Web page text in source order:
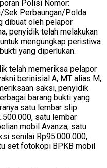
Polisi Nomor:
Perbaungan/Polda
dibuat oleh pelapor
penyidik telah melakukan
mengungkap peristiwa
yang diperlukan.
telah memeriksa pelapor
berinisial A, MT alias M,
saksi, penyidik
barang bukti yang
satu lembar slip
satu lembar
mobil Avanza, satu
senilai Rp95.000.000,
set fotokopi BPKB mobil